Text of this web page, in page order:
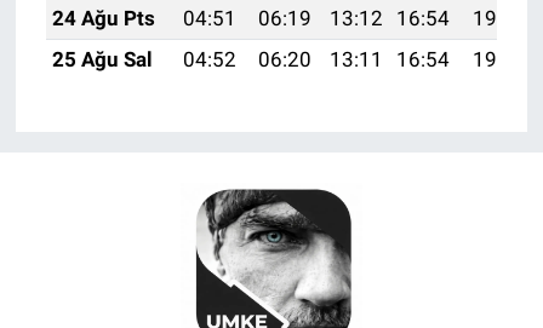
24 Ağu Pts
04:51 06:19 13:12 16:54
19:54
25 Ağu Sal
04:52 06:20 13:11 16:54 19:53